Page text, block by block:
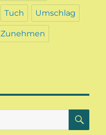
Tuch Umschlag
Zunehmen